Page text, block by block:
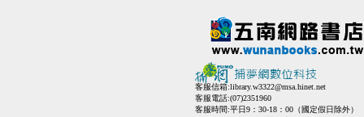
客服信箱:library.w3322@msa.hinet.net
客服電話:(07)2351960
客服時間:平日9：30-18：00（國定假日除外）